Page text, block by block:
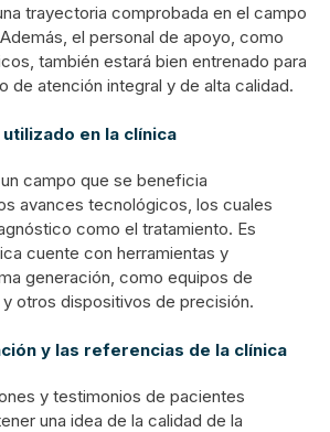
trayectoria comprobada en el campo
el personal de apoyo, como
también estará bien entrenado para
de atención integral y de alta calidad.
utilizado en la clínica
campo que se beneficia
avances tecnológicos, los cuales
como el tratamiento. Es
cuente con herramientas y
generación, como equipos de
otros dispositivos de precisión.
y las referencias de la clínica
y testimonios de pacientes
una idea de la calidad de la